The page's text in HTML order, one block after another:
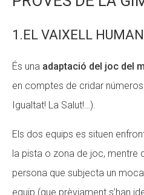
1.EL VAIXELL
És una adaptació del joc del
en comptes de cridar números
Igualtat! La Salut!…).
Els dos equips es situen
la pista o zona de joc, mentre
persona que subjecta un
equip (que prèviament s’han